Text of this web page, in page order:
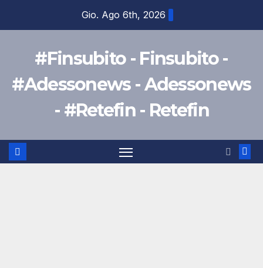
Gio. Ago 6th, 2026
#Finsubito - Finsubito -
#Adessonews - Adessonews
- #Retefin - Retefin